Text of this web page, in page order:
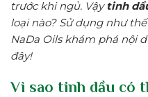
trước khi ngủ. Vậytinh
loại nào? Sử dụng như
NaDa Oils khám phá nội
đây!
Vì sao tinh dầu có